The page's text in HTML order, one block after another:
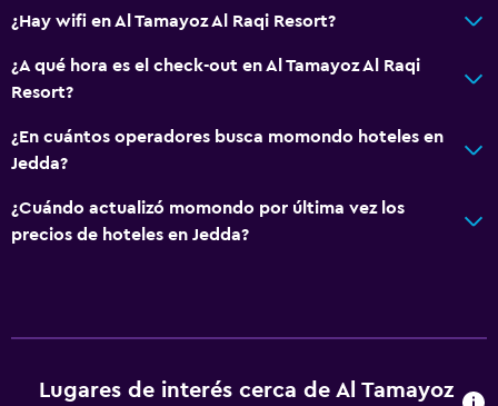
¿Hay wifi en Al Tamayoz Al Raqi Resort?
¿A qué hora es el check-out en Al Tamayoz Al Raqi
Resort?
¿En cuántos operadores busca momondo hoteles en
Jedda?
¿Cuándo actualizó momondo por última vez los
precios de hoteles en Jedda?
Lugares de interés cerca de Al Tamayoz